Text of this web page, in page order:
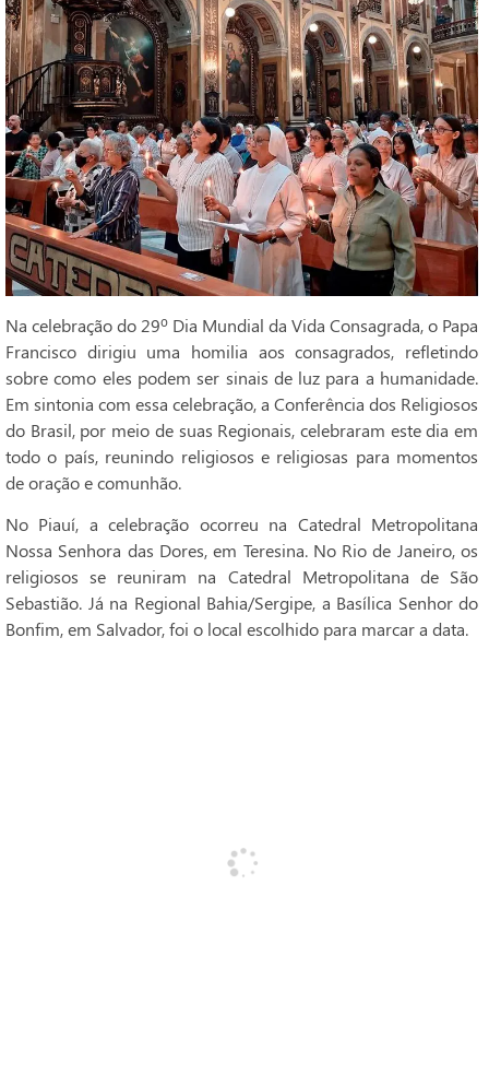
Na celebração do 29º Dia Mundial da Vida Consagrada, o Papa
Francisco dirigiu uma homilia aos consagrados, refletindo
sobre como eles podem ser sinais de luz para a humanidade.
Em sintonia com essa celebração, a Conferência dos Religiosos
do Brasil, por meio de suas Regionais, celebraram este dia em
todo o país, reunindo religiosos e religiosas para momentos
de oração e comunhão.
No Piauí, a celebração ocorreu na Catedral Metropolitana
Nossa Senhora das Dores, em Teresina. No Rio de Janeiro, os
religiosos se reuniram na Catedral Metropolitana de São
Sebastião. Já na Regional Bahia/Sergipe, a Basílica Senhor do
Bonfim, em Salvador, foi o local escolhido para marcar a data.